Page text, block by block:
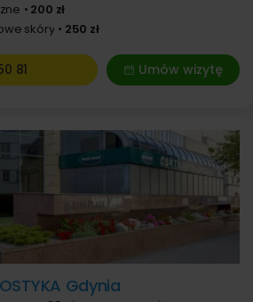
200 zł
skóry
250 zł
Umów wizytę
81
Gdynia